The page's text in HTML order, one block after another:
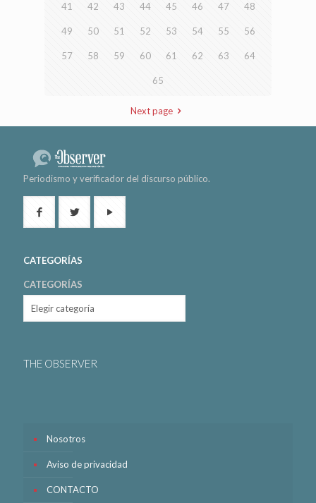
41 42 43 44 45 46 47 48
49 50 51 52 53 54 55 56
57 58 59 60 61 62 63 64
65
Next page
Periodismo y verificador del discurso público.
CATEGORÍAS
CATEGORÍAS
THE OBSERVER
Nosotros
Aviso de privacidad
CONTACTO